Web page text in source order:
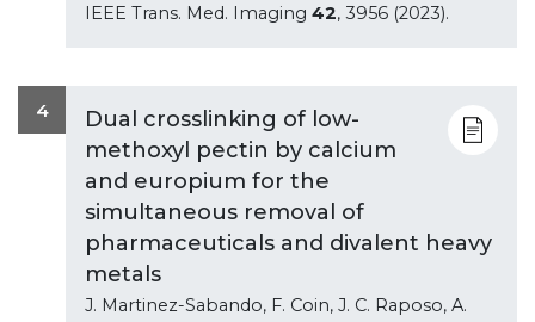
IEEE Trans. Med. Imaging 42, 3956 (2023).
4
Dual crosslinking of low-
methoxyl pectin by calcium
and europium for the
simultaneous removal of
pharmaceuticals and divalent heavy
metals
J. Martinez-Sabando, F. Coin, J. C. Raposo, A.